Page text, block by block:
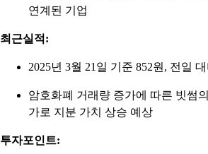
연계된 기업
최근실적:
2025년 3월 21일 기준 852원, 전일
암호화폐 거래량 증가에 따른 빗썸
가로 지분 가치 상승 예상
투자포인트: